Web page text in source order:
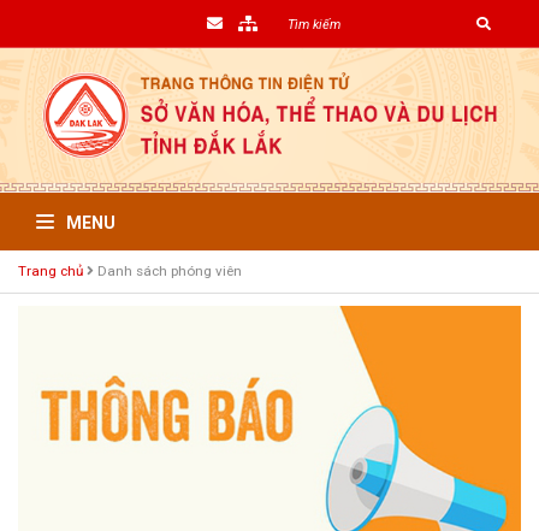
MENU
Trang chủ Danh sách phóng viên